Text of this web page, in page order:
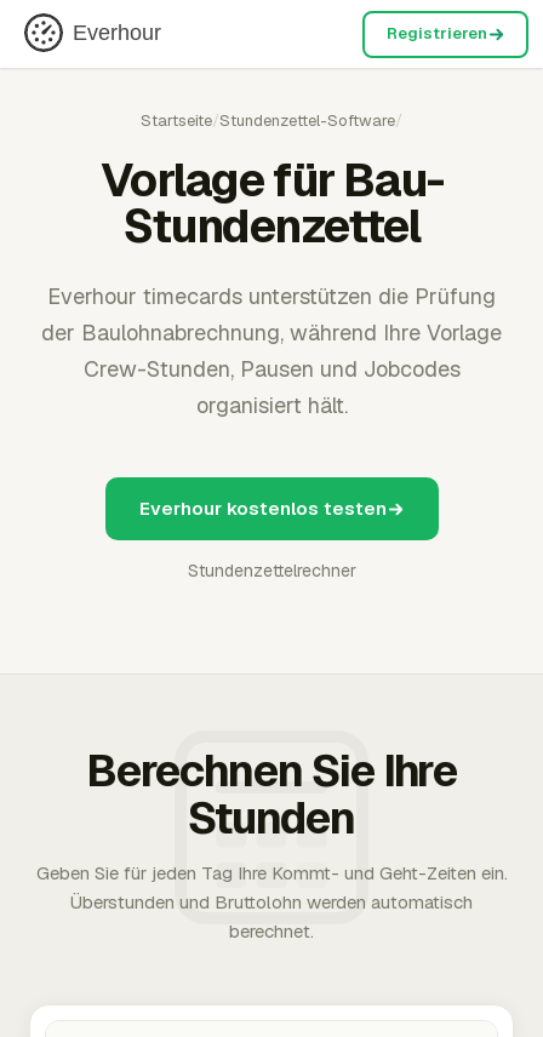
Everhour Registrieren
Startseite/Stundenzettel-Software/
Vorlage für Bau-
Stundenzettel
Everhour timecards unterstützen die Prüfung
der Baulohnabrechnung, während Ihre Vorlage
Crew-Stunden, Pausen und Jobcodes
organisiert hält.
Everhour kostenlos testen
Stundenzettelrechner
Berechnen Sie Ihre
Stunden
Geben Sie für jeden Tag Ihre Kommt- und Geht-Zeiten ein.
Überstunden und Bruttolohn werden automatisch
berechnet.